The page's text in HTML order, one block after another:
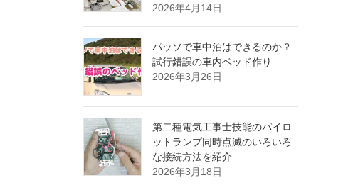
2026年4月14日
パッソで車中泊はできるのか？
試行錯誤の車内ベッド作り
2026年3月26日
第二種電気工事士技能のパイロ
ットランプ同時点滅のいろいろ
な接続方法を紹介
2026年3月18日